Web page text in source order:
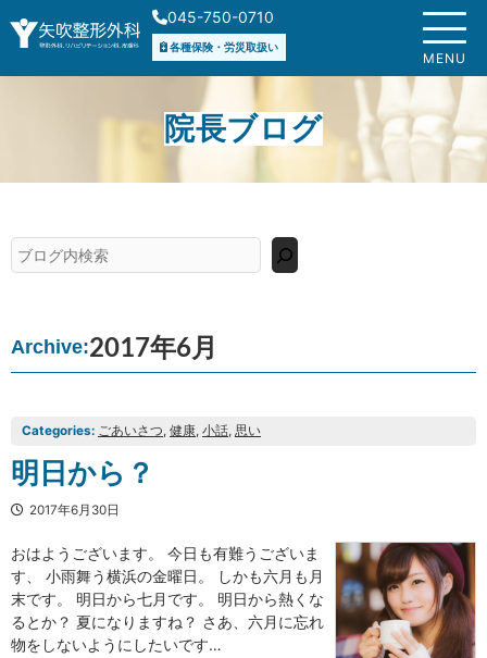
容
ス
045-750-0710
各種保険・労災取扱い
MENU
院長ブログ
検
索
Archive:2017年6月
Categories: ごあいさつ, 健康, 小話, 思い
明日から？
2017年6月30日
おはようございます。 今日も有難うございま
す、 小雨舞う横浜の金曜日。 しかも六月も月
末です。 明日から七月です。 明日から熱くな
るとか？ 夏になりますね？ さあ、六月に忘れ
物をしないようにしたいです…